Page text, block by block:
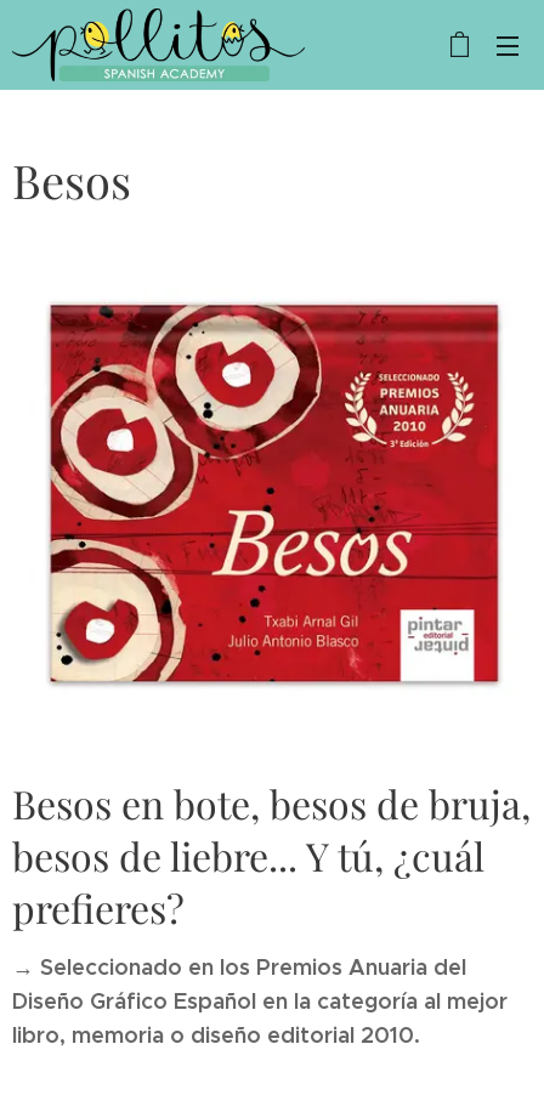
Besos
Besos en bote, besos de bruja,
besos de liebre... Y tú, ¿cuál
prefieres?
→ Seleccionado en los Premios Anuaria del
Diseño Gráfico Español en la categoría al mejor
libro, memoria o diseño editorial 2010.